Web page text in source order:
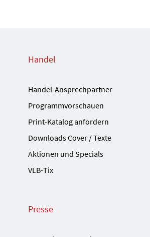
Handel
Handel-Ansprechpartner
Programmvorschauen
Print-Katalog anfordern
Downloads Cover / Texte
Aktionen und Specials
VLB-Tix
Presse